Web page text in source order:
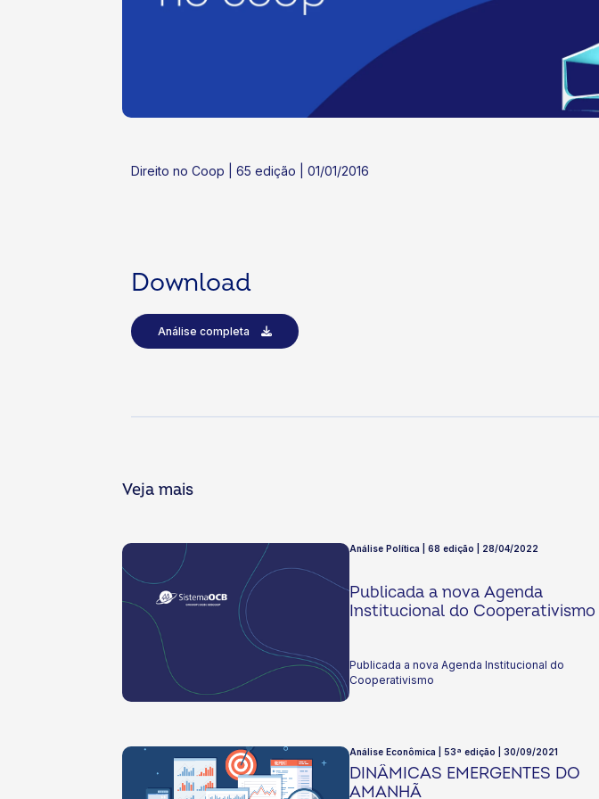
Direito no Coop | 65 edição | 01/01/2016
Download
Análise completa
Veja mais
Análise Política | 68 edição | 28/04/2022
Publicada a nova Agenda
Institucional do Cooperativismo
Publicada a nova Agenda Institucional do
Cooperativismo
Análise Econômica | 53ª edição | 30/09/2021
DINÂMICAS EMERGENTES DO
AMANHÃ